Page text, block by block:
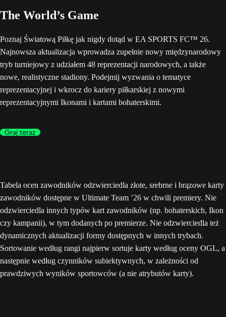
The World’s Game
Poznaj Światową Piłkę jak nigdy dotąd w EA SPORTS FC™ 26.
Najnowsza aktualizacja wprowadza zupełnie nowy międzynarodowy
tryb turniejowy z udziałem 48 reprezentacji narodowych, a także
nowe, realistyczne stadiony. Podejmij wyzwania o tematyce
reprezentacyjnej i wkrocz do kariery piłkarskiej z nowymi
reprezentacyjnymi Ikonami i kartami bohaterskimi.
Graj teraz
Tabela ocen zawodników odzwierciedla złote, srebrne i brązowe karty
zawodników dostępne w Ultimate Team ’26 w chwili premiery. Nie
odzwierciedla innych typów kart zawodników (np. bohaterskich, Ikon
czy kampanii), w tym dodanych po premierze. Nie odzwierciedla też
dynamicznych aktualizacji formy dostępnych w innych trybach.
Sortowanie według rangi najpierw sortuje karty według oceny OGL, a
następnie według czynników subiektywnych, w zależności od
prawdziwych wyników sportowców (a nie atrybutów karty).